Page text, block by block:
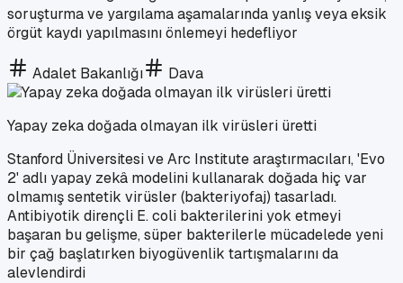
soruşturma ve yargılama aşamalarında yanlış veya eksik
örgüt kaydı yapılmasını önlemeyi hedefliyor
Adalet Bakanlığı Dava
Yapay zeka doğada olmayan ilk virüsleri üretti
Stanford Üniversitesi ve Arc Institute araştırmacıları, 'Evo
2' adlı yapay zekâ modelini kullanarak doğada hiç var
olmamış sentetik virüsler (bakteriyofaj) tasarladı.
Antibiyotik dirençli E. coli bakterilerini yok etmeyi
başaran bu gelişme, süper bakterilerle mücadelede yeni
bir çağ başlatırken biyogüvenlik tartışmalarını da
alevlendirdi